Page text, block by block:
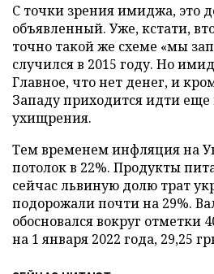
С точки зрения имиджа, это
объявленный. Уже, кстати,
точно такой же схеме «мы
случился в 2015 году. Но
Главное, что нет денег, и
Западу приходится идти еще
ухищрения.
Тем временем инфляция на
потолок в 22%. Продукты
сейчас львиную долю трат
подорожали почти на 29%.
обосновался вокруг отметки
на 1 января 2022 года, 29,25